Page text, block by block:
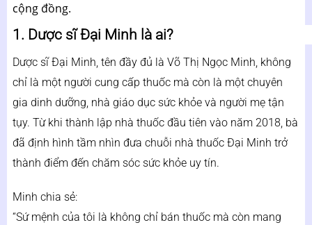
cộng đồng.
1. Dược sĩ Đại Minh là ai?
Dược sĩ Đại Minh, tên đầy đủ là Võ Thị Ngọc Minh, không
chỉ là một người cung cấp thuốc mà còn là một chuyên
gia dinh dưỡng, nhà giáo dục sức khỏe và người mẹ tận
tụy. Từ khi thành lập nhà thuốc đầu tiên vào năm 2018, bà
đã định hình tầm nhìn đưa chuỗi nhà thuốc Đại Minh trở
thành điểm đến chăm sóc sức khỏe uy tín.
Minh chia sẻ:
“Sứ mệnh của tôi là không chỉ bán thuốc mà còn mang